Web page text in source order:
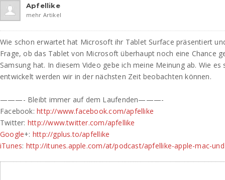
Apfellike
mehr Artikel
Wie schon erwartet hat Microsoft ihr Tablet Surface präsentiert
Frage, ob das Tablet von Microsoft überhaupt noch eine Chance
Samsung hat. In diesem Video gebe ich meine Meinung ab. Wie es
entwickelt werden wir in der nächsten Zeit beobachten können.
———- Bleibt immer auf dem Laufenden———-
Facebook:http://www.facebook.com/apfellike
Twitter: http://www.twitter.com/apfellike
Google+: http://gplus.to/apfellike
iTunes: http://itunes.apple.com/at/podcast/apfellike-apple-mac-